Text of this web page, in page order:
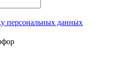
персональных данных